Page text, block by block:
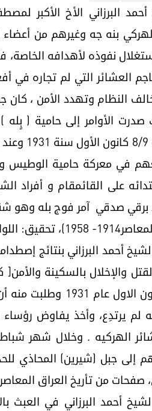
البرزاني الأخ الأكبر
بنه جه وغيرهم من أعضاء
نفوذه لأهدافه
العشائر التي لم تجاره في
الأوامر إلى حامية ( بٍله )
في معركة حامية الوطيس
برقي صدقي آمر فوج بله وهو
الدين حسين مكي خماس.
أحمد البرزاني بنتائج
والإخلال بالسكينة
بتأريخ 13
لم يرتدِع، وأخذ يفاوض
إلى جبل (شيرين) المحاذي
من تأريخ العراق المعاصر1914- 1958).